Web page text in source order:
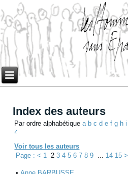
Index des auteurs
Par ordre alphabétiquea b c d e f g h i
z
Voir tous les auteurs
Page : < 1 23456789 ... 14 15>